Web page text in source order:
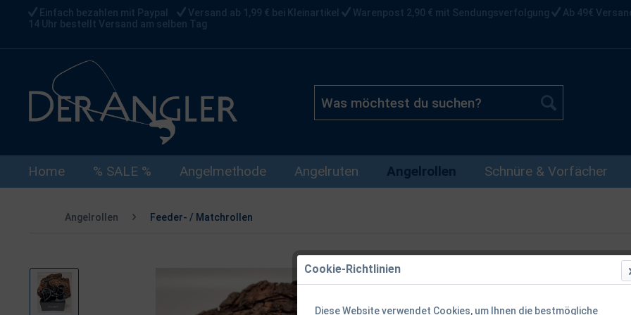
Einfach bezahlen mit Paypal Versand ab 1,99 € bei Kleinartikel Warenpost 2,90 € mit Sendungsverfolgung Ab 49€
14 Uhr bestellt Versand am selben Tag
Home % SALE % Angelmethode Angelruten Angelrollen Schnüre & Vorfächer
Angelrollen Feeder- / Matchrollen
Shimano
Cookie-Richtlinien
Diese Website verwendet Cookies, um Ihnen die bestmögliche